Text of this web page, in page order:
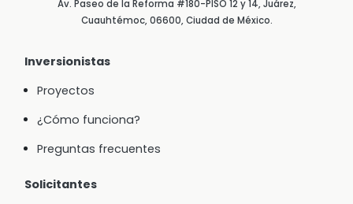
Av. Paseo de la Reforma #180-PISO 12 y 14, Juárez,
Cuauhtémoc, 06600, Ciudad de México.
Inversionistas
Proyectos
¿Cómo funciona?
Preguntas frecuentes
Solicitantes